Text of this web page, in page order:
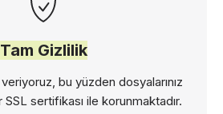
Tam Gizlilik
bu yüzden dosyalarınız
sertifikası ile korunmaktadır.